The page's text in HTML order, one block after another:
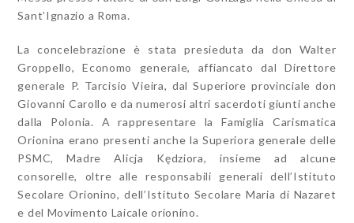
Sant’Ignazio a Roma.
La concelebrazione è stata presieduta da don Walter
Groppello, Economo generale, affiancato dal Direttore
generale P. Tarcisio Vieira, dal Superiore provinciale don
Giovanni Carollo e da numerosi altri sacerdoti giunti anche
dalla Polonia. A rappresentare la Famiglia Carismatica
Orionina erano presenti anche la Superiora generale delle
PSMC, Madre Alicja Kędziora, insieme ad alcune
consorelle, oltre alle responsabili generali dell’Istituto
Secolare Orionino, dell’Istituto Secolare Maria di Nazaret
e del Movimento Laicale orionino.